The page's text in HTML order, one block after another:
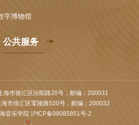
字博物馆
公共服务
海市徐汇区汾阳路20号，邮编：200031
市徐汇区零陵路520号，邮编：200032
音乐学院 沪ICP备09085851号-2